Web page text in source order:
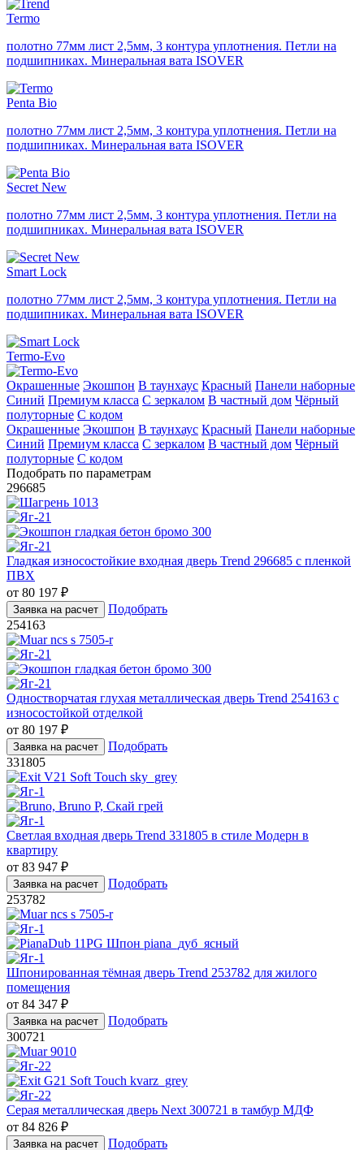
Termo
полотно 77мм лист 2,5мм, 3 контура уплотнения. Петли на
подшипниках. Минеральная вата ISOVER
Penta Bio
полотно 77мм лист 2,5мм, 3 контура уплотнения. Петли на
подшипниках. Минеральная вата ISOVER
Secret New
полотно 77мм лист 2,5мм, 3 контура уплотнения. Петли на
подшипниках. Минеральная вата ISOVER
Smart Lock
полотно 77мм лист 2,5мм, 3 контура уплотнения. Петли на
подшипниках. Минеральная вата ISOVER
Termo-Evo
Окрашенные Экошпон В таунхаус Красный Панели наборные
Синий Премиум класса С зеркалом В частный дом Чёрный
полуторные С кодом
Окрашенные Экошпон В таунхаус Красный Панели наборные
Синий Премиум класса С зеркалом В частный дом Чёрный
полуторные С кодом
Подобрать по параметрам
296685
Гладкая износостойкие входная дверь Trend 296685 с пленкой
ПВХ
от 80 197 ₽
Заявка на расчет
Подобрать
254163
Одностворчатая глухая металлическая дверь Trend 254163 с
износостойкой отделкой
от 80 197 ₽
Заявка на расчет
Подобрать
331805
Светлая входная дверь Trend 331805 в стиле Модерн в
квартиру
от 83 947 ₽
Заявка на расчет
Подобрать
253782
Шпонированная тёмная дверь Trend 253782 для жилого
помещения
от 84 347 ₽
Заявка на расчет
Подобрать
300721
Серая металлическая дверь Next 300721 в тамбур МДФ
от 84 826 ₽
Заявка на расчет Подобрать